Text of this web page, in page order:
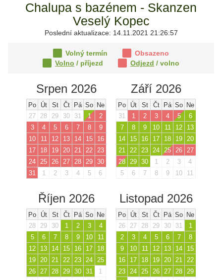
Chalupa s bazénem - Skanzen
Veselý Kopec
Poslední aktualizace: 14.11.2021 21:26:57
Volný termín
Obsazeno
Volno / příjezd Odjezd / volno
Srpen 2026
Po Út St Čt Pá So Ne
27
28 29 30 31 1
2
3
4 5 6 7 8
9
10
11 12 13 14 15
16
17
18 19 20 21 22
23
24
25 26 27 28 29 30
31
1 2 3 4 5 6
Září 2026
Po Út St Čt Pá So Ne
31
1 2 3 4 5
6
7
8 9 10 11 12
13
14
15 16 17 18 19
20
21
22 23 24 25 26
27
28
29 30 1 2 3
4
5
6 7 8 9 10 11
Říjen 2026
Po Út St Čt Pá So Ne
28
29 30 1 2 3
4
5
6 7 8 9 10
11
12
13 14 15 16 17
18
19 20 21 22 23 24 25
26 27 28 29 30 31
1
Listopad 2026
Po Út St Čt Pá So Ne
26
27 28 29 30 31
1
2
3 4 5 6 7
8
9
10 11 12 13 14
15
16
17 18 19 20 21 22
23 24 25 26 27 28 29